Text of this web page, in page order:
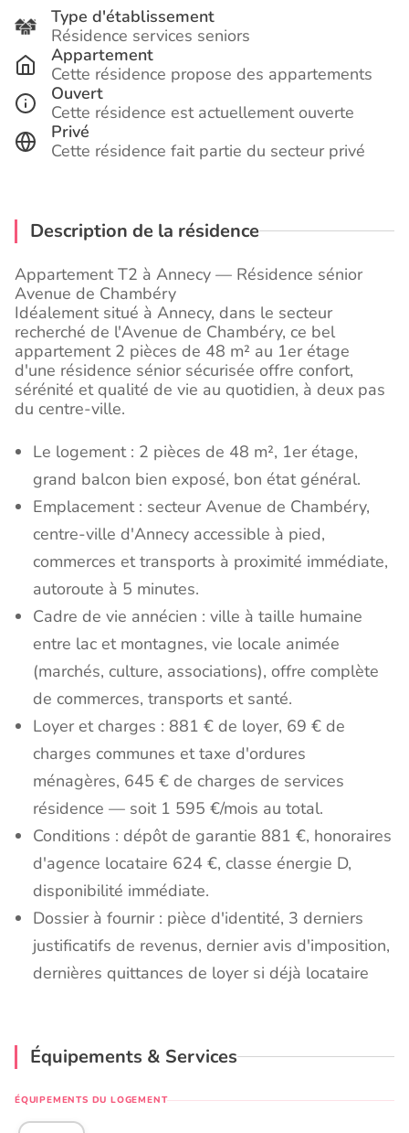
Type d'établissement
Résidence services seniors
Appartement
Cette résidence propose des appartements
Ouvert
Cette résidence est actuellement ouverte
Privé
Cette résidence fait partie du secteur privé
Description de la résidence
Appartement T2 à Annecy — Résidence sénior
Avenue de Chambéry
Idéalement situé à Annecy, dans le secteur
recherché de l'Avenue de Chambéry, ce bel
appartement 2 pièces de 48 m² au 1er étage
d'une résidence sénior sécurisée offre confort,
sérénité et qualité de vie au quotidien, à deux pas
du centre-ville.
Le logement : 2 pièces de 48 m², 1er étage,
grand balcon bien exposé, bon état général.
Emplacement : secteur Avenue de Chambéry,
centre-ville d'Annecy accessible à pied,
commerces et transports à proximité immédiate,
autoroute à 5 minutes.
Cadre de vie annécien : ville à taille humaine
entre lac et montagnes, vie locale animée
(marchés, culture, associations), offre complète
de commerces, transports et santé.
Loyer et charges : 881 € de loyer, 69 € de
charges communes et taxe d'ordures
ménagères, 645 € de charges de services
résidence — soit 1 595 €/mois au total.
Conditions : dépôt de garantie 881 €, honoraires
d'agence locataire 624 €, classe énergie D,
disponibilité immédiate.
Dossier à fournir : pièce d'identité, 3 derniers
justificatifs de revenus, dernier avis d'imposition,
dernières quittances de loyer si déjà locataire
Équipements & Services
ÉQUIPEMENTS DU LOGEMENT